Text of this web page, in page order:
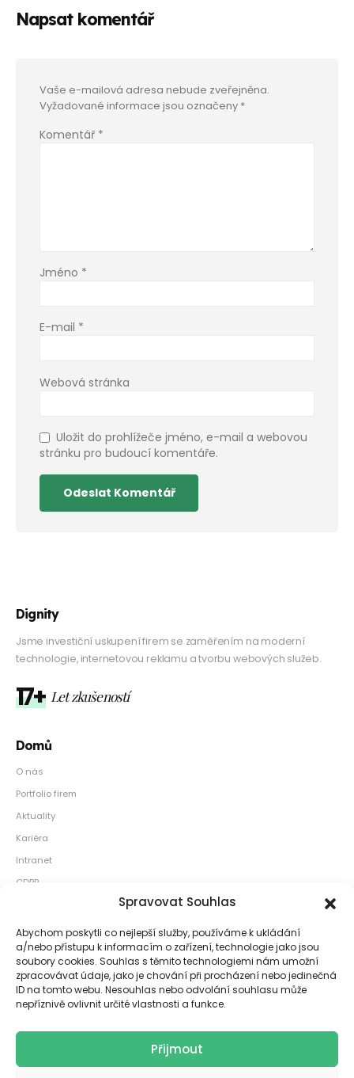
Spravovat Souhlas
Abychom poskytli co nejlepší služby, používáme k ukládání
a/nebo přístupu k informacím o zařízení, technologie jako jsou
soubory cookies. Souhlas s těmito technologiemi nám umožní
zpracovávat údaje, jako je chování při procházení nebo jedinečná
ID na tomto webu. Nesouhlas nebo odvolání souhlasu může
nepříznivě ovlivnit určité vlastnosti a funkce.
Přijmout
Napsat komentář
Vaše e-mailová adresa nebude zveřejněna.
Vyžadované informace jsou označeny *
Komentář *
Jméno *
E-mail *
Webová stránka
Uložit do prohlížeče jméno, e-mail a webovou
stránku pro budoucí komentáře.
Dignity
Jsme investiční uskupení firem se zaměřením na moderní
technologie, internetovou reklamu a tvorbu webových služeb.
17+ Let zkušeností
Domů
O nás
Portfolio firem
Aktuality
Kariéra
Intranet
GDPR
Sídlo: Václavské náměstí 813/57 110 00 Praha 1
Pobočka: Smíchov City Za Ženskými domovy 3379/1 150 00 Praha 5
Sociální sítě